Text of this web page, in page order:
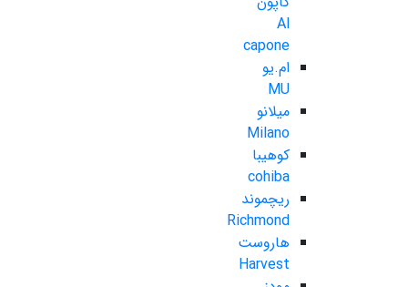
Al
capone
ام.یو
MU
میلانو
Milano
کوهیبا
cohiba
ریچموند
Richmond
هاروست
Harvest